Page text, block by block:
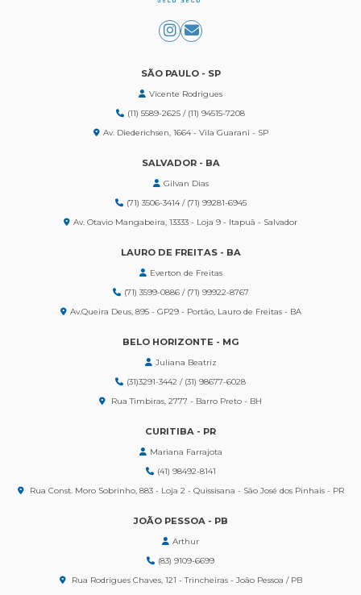
SÃO PAULO - SP
Vicente Rodrigues
(11) 5589-2625 / (11) 94515-7208
Av. Diederichsen, 1664 - Vila Guarani - SP
SALVADOR - BA
Gilvan Dias
(71) 3506-3414 / (71) 99281-6945
Av. Otavio Mangabeira, 13333 - Loja 9 - Itapuã - Salvador
LAURO DE FREITAS - BA
Everton de Freitas
(71) 3599-0886 / (71) 99922-8767
Av.Queira Deus, 895 - GP29 - Portão, Lauro de Freitas - BA
BELO HORIZONTE - MG
Juliana Beatriz
(31)3291-3442 / (31) 98677-6028
Rua Timbiras, 2777 - Barro Preto - BH
CURITIBA - PR
Mariana Farrajota
(41) 98492-8141
Rua Const. Moro Sobrinho, 883 - Loja 2 - Quissisana - São José dos Pinhais - PR
JOÃO PESSOA - PB
Arthur
(83) 9109-6699
Rua Rodrigues Chaves, 121 - Trincheiras - João Pessoa / PB